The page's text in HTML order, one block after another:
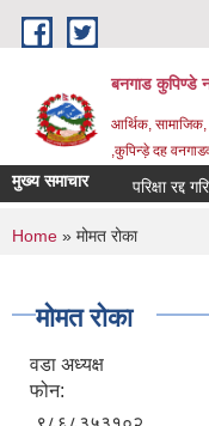
Skip to main content
बनगाड कुपिण्डे
आर्थिक,
,कुपिन्ड़े दह
मुख्य समाचार परिक्षा रद्द
You are here
Home » मोमत रोका
मोमत रोका
वडा अध्यक्ष
फोन: